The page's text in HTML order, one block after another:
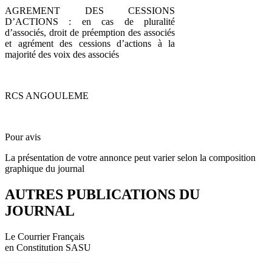
AGREMENT DES CESSIONS
D’ACTIONS : en cas de pluralité
d’associés, droit de préemption des associés
et agrément des cessions d’actions à la
majorité des voix des associés
RCS ANGOULEME
Pour avis
La présentation de votre annonce peut varier selon la composition
graphique du journal
AUTRES PUBLICATIONS DU
JOURNAL
Le Courrier Français
en Constitution SASU